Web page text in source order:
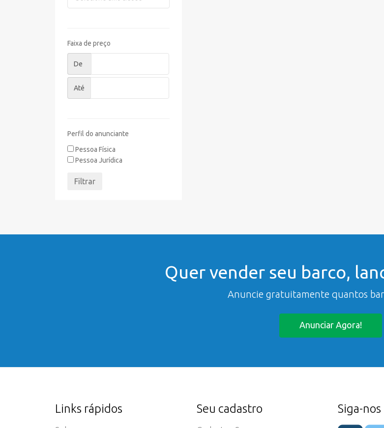
Faixa de preço
De
Até
Perfil do anunciante
Pessoa Física
Pessoa Jurídica
Filtrar
Quer vender seu barco,
Anuncie gratuitamente quantos
Anunciar Agora!
Links rápidos Seu cadastro Siga-nos